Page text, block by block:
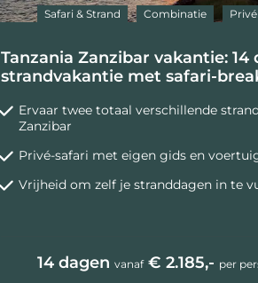
Safari & Strand Combinatie
Tanzania Zanzibar vakantie: 14
strandvakantie met safari-
Ervaar twee totaal verschillende
Zanzibar
Privé-safari met eigen gids en
Vrijheid om zelf je stranddagen in te
14 dagen vanaf€ 2.185,- per